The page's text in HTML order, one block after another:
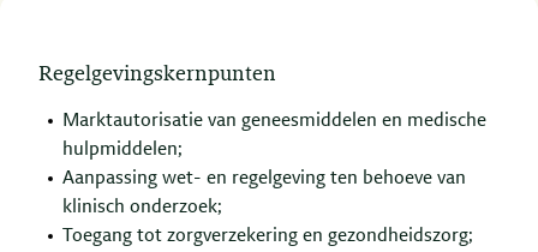
Regelgevingskernpunten
Marktautorisatie van geneesmiddelen en medische
hulpmiddelen;
Aanpassing wet- en regelgeving ten behoeve van
klinisch onderzoek;
Toegang tot zorgverzekering en gezondheidszorg;